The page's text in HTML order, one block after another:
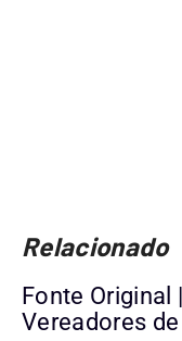
Relacionado
Fonte Original
Vereadores